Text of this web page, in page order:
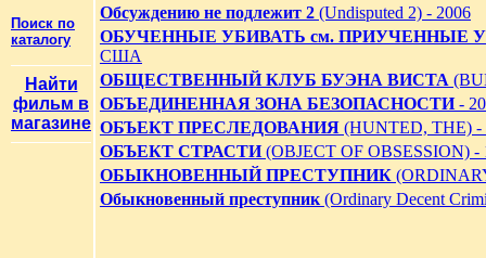
Поиск по
каталогу
Найти
фильм в
магазине
Обсуждению не подлежит 2 (Undisputed 2) - 2006
ОБУЧЕННЫЕ УБИВАТЬ см. ПРИУЧЕННЫЕ
США
ОБЩЕСТВЕННЫЙ КЛУБ БУЭНА ВИСТА
ОБЪЕДИНЕННАЯ ЗОНА БЕЗОПАСНОСТИ-
ОБЪЕКТ ПРЕСЛЕДОВАНИЯ (HUNTED, THE)
ОБЪЕКТ СТРАСТИ(OBJECT OF OBSESSION)
ОБЫКНОВЕННЫЙ ПРЕСТУПНИК
Обыкновенный преступник (Ordinary Decent